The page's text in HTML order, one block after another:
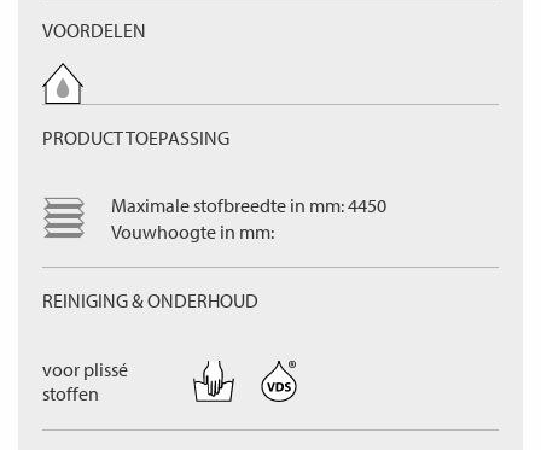
VOORDELEN
PRODUCT TOEPASSING
Maximale stofbreedte in mm: 4450
Vouwhoogte in mm:
REINIGING & ONDERHOUD
voor plissé
stoffen